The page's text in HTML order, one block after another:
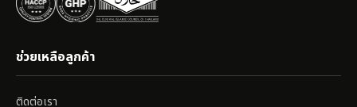
ช่วยเหลือลูกค้า
ติดต่อเรา